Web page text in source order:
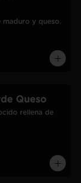
maduro y queso.
Queso
rellena de